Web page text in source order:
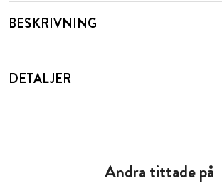
BESKRIVNING
DETALJER
Andra tittade på